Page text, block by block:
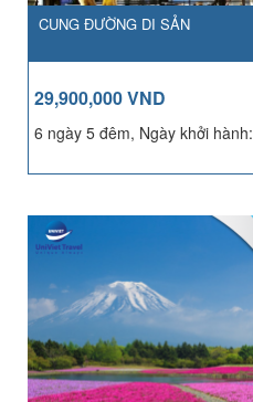
CUNG ĐƯỜNG DI SẢN
29,900,000 VND
6 ngày 5 đêm, Ngày khởi hành: